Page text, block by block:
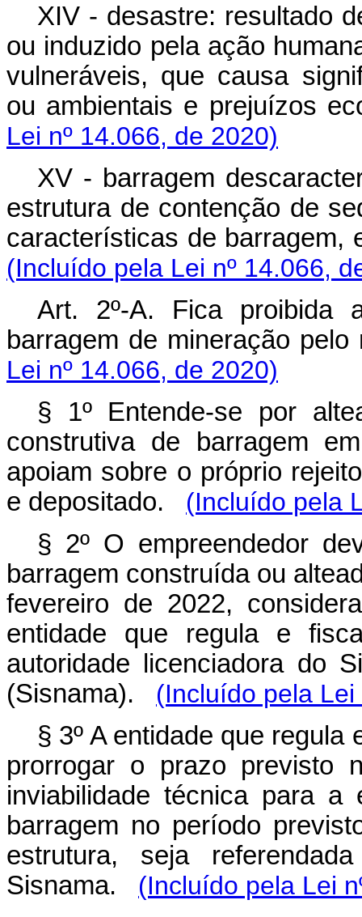
XIV - desastre: resultado
ou induzido pela ação
vulneráveis, que causa
ou ambientais e prejuízos
Lei nº 14.066, de 2020)
XV - barragem
estrutura de contenção de
características de
(Incluído pela Lei nº 14.066,
Art. 2º-A. Fica proibida
barragem de mineração
Lei nº 14.066, de 2020)
§ 1º Entende-se por
construtiva de barragem
apoiam sobre o próprio
e depositado. (Incluído pela
§ 2º O empreendedor
barragem construída ou
fevereiro de 2022,
entidade que regula e
autoridade licenciadora do
(Sisnama). (Incluído pela
§ 3º A entidade que
prorrogar o prazo previsto
inviabilidade técnica para a
barragem no período
estrutura, seja
Sisnama. (Incluído pela Lei